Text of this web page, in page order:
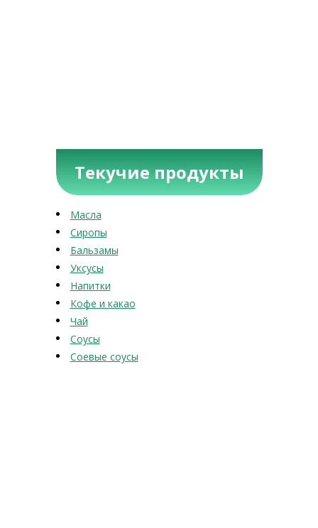
Текучие продукты
Масла
Сиропы
Бальзамы
Уксусы
Напитки
Кофе и какао
Чай
Соусы
Соевые соусы